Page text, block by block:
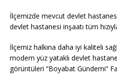
İlçemizde mevcut devlet
devlet hastanesi inşaatı tüm
İlçemiz halkına daha iyi kaliteli
modern yüz yataklı devlet
görüntüleri “Boyabat Gündemi”